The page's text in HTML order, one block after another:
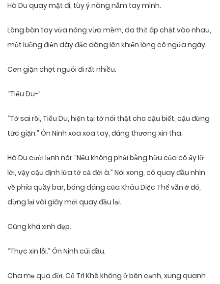
Hà Du quay mặt đi, tùy ý nàng nắm tay mình.
Lòng bàn tay vừa nóng vừa mềm, da thịt áp chặt vào nhau,
một luồng điện dày đặc dâng lên khiến lòng cô ngứa ngáy.
Cơn giận chợt nguôi đi rất nhiều.
“Tiểu Du-”
“Tớ sai rồi, Tiểu Du, hiện tại tớ nói thật cho cậu biết, cậu đừng
tức giận.” Ôn Ninh xoa xoa tay, đáng thương xin tha.
Hà Du cười lạnh nói: “Nếu không phải bằng hữu của cô ấy lỡ
lời, vậy cậu định lừa tớ cả đời à.” Nói xong, cô quay đầu nhìn
về phía quầy bar, bóng dáng của Khâu Diệc Thế vẫn ở đó,
dừng lại vài giây mới quay đầu lại.
Cũng khá xinh đẹp.
“Thực xin lỗi.” Ôn Ninh cúi đầu.
Cha mẹ qua đời, Cố Trì Khê không ở bên cạnh, xung quanh